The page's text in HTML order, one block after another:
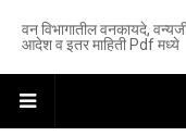
वन विभागातील वनकायदे,
आदेश व इतर माहिती Pdf मध्ये